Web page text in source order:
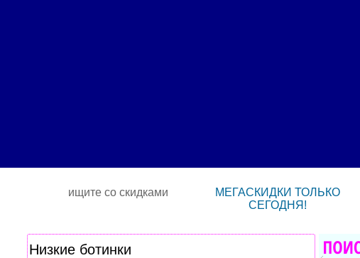
ищите со скидками
МЕГАСКИДКИ ТОЛЬКО
СЕГОДНЯ!